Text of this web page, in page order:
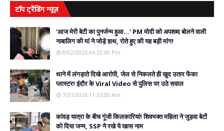
टॉप ट्रेंडिंग न्यूज़
'आज मेरी बेटी का पुनर्जन्म हुआ...' PM मोदी को अपशब्द बोलने वाली
नाबालिग की मां ने जोड़े हाथ, रोते हुए की यह बड़ी मांग!
8/02/2026 04:32:00 Pm
थाने में लंगड़ाते दिखे आरोपी, जेल से निकलते ही खुद उतार फेंका
प्लास्टर! इंदौर के Viral Video से पुलिस पर उठे सवाल
7/31/2026 11:33:00 Am
कांवड़ यात्रा के बीच गूंजी किलकारियां! शिवभक्त महिला ने जुड़वा बेटों
को दिया जन्म, SSP ने रखे ये खास नाम